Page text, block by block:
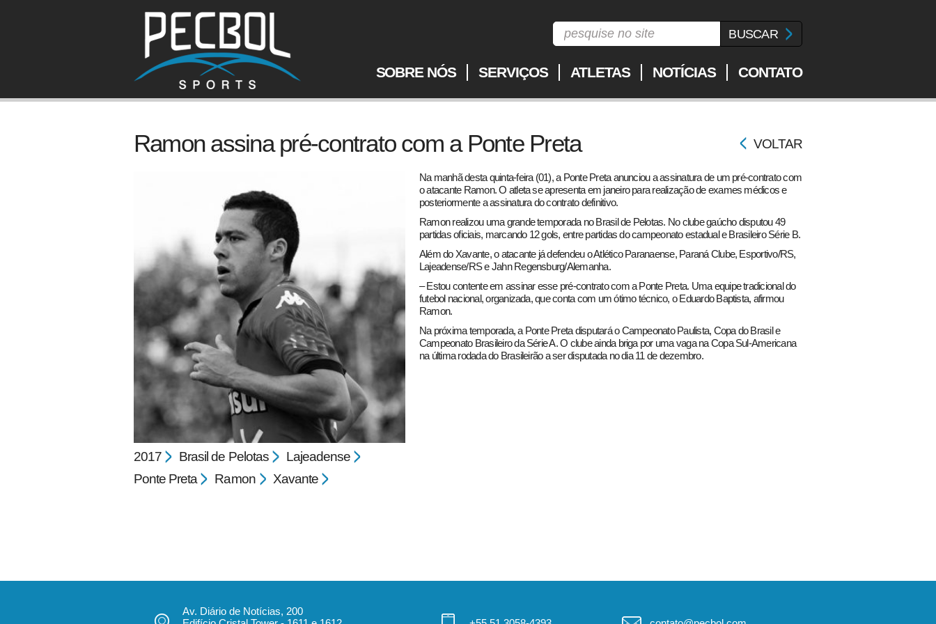
pecbol.com
SOBRE NÓS SERVIÇOS ATLETAS NOTÍCIAS CONTATO
Ramon assina pré-contrato com a Ponte Preta VOLTAR
2017 Brasil de Pelotas
Lajeadense
Ponte Preta
Ramon Xavante
Na manhã desta quinta-feira (01), a Ponte Preta anunciou a assinatura de um pré-contrato com
o atacante Ramon. O atleta se apresenta em janeiro para realização de exames médicos e
posteriormente a assinatura do contrato definitivo.
Ramon realizou uma grande temporada no Brasil de Pelotas. No clube gaúcho disputou 49
partidas oficiais, marcando 12 gols, entre partidas do campeonato estadual e Brasileiro Série B.
Além do Xavante, o atacante já defendeu o Atlético Paranaense, Paraná Clube, Esportivo/RS,
Lajeadense/RS e Jahn Regensburg/Alemanha.
– Estou contente em assinar esse pré-contrato com a Ponte Preta. Uma equipe tradicional do
futebol nacional, organizada, que conta com um ótimo técnico, o Eduardo Baptista, afirmou
Ramon.
Na próxima temporada, a Ponte Preta disputará o Campeonato Paulista, Copa do Brasil e
Campeonato Brasileiro da Série A. O clube ainda briga por uma vaga na Copa Sul-Americana
na última rodada do Brasileirão a ser disputada no dia 11 de dezembro.
Av. Diário de Notícias, 200